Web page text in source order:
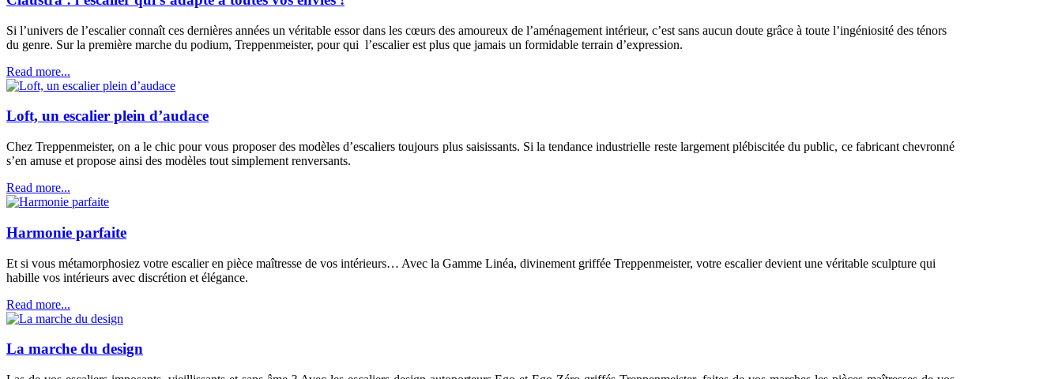
Si l’univers de l’escalier connaît ces dernières années un véritable essor dans les cœurs des amoureux de l’aménagement intérieur, c’est sans aucun doute grâce à toute l’ingéniosité des ténors
du genre. Sur la première marche du podium, Treppenmeister, pour qui l’escalier est plus que jamais un formidable terrain d’expression.
Read more...
Loft, un escalier plein d’audace
Chez Treppenmeister, on a le chic pour vous proposer des modèles d’escaliers toujours plus saisissants. Si la tendance industrielle reste largement plébiscitée du public, ce fabricant chevronné
s’en amuse et propose ainsi des modèles tout simplement renversants.
Read more...
Harmonie parfaite
Et si vous métamorphosiez votre escalier en pièce maîtresse de vos intérieurs… Avec la Gamme Linéa, divinement griffée Treppenmeister, votre escalier devient une véritable sculpture qui
habille vos intérieurs avec discrétion et élégance.
Read more...
La marche du design